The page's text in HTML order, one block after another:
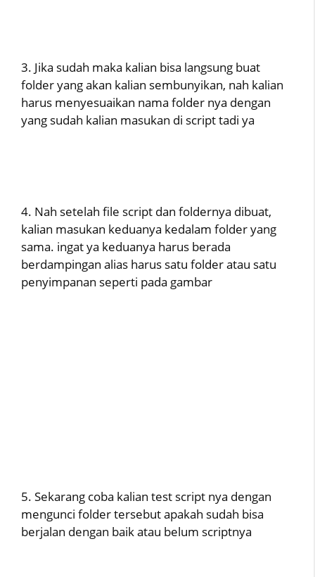
3. Jika sudah maka kalian bisa langsung buat
folder yang akan kalian sembunyikan, nah kalian
harus menyesuaikan nama folder nya dengan
yang sudah kalian masukan di script tadi ya
4. Nah setelah file script dan foldernya dibuat,
kalian masukan keduanya kedalam folder yang
sama. ingat ya keduanya harus berada
berdampingan alias harus satu folder atau satu
penyimpanan seperti pada gambar
5. Sekarang coba kalian test script nya dengan
mengunci folder tersebut apakah sudah bisa
berjalan dengan baik atau belum scriptnya